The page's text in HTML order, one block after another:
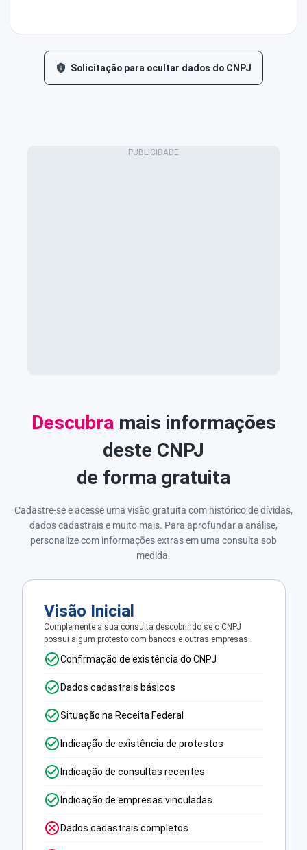
Solicitação para ocultar dados do CNPJ
Descubra mais informações
deste CNPJ
de forma gratuita
Cadastre-se e acesse uma visão gratuita com histórico de dívidas,
dados cadastrais e muito mais. Para aprofundar a análise,
personalize com informações extras em uma consulta sob
medida.
Visão Inicial
Complemente a sua consulta descobrindo se o CNPJ
possui algum protesto com bancos e outras empresas.
Confirmação de existência do CNPJ
Dados cadastrais básicos
Situação na Receita Federal
Indicação de existência de protestos
Indicação de consultas recentes
Indicação de empresas vinculadas
Dados cadastrais completos